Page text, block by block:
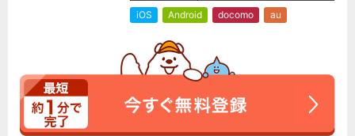
iOS
Android docomo au